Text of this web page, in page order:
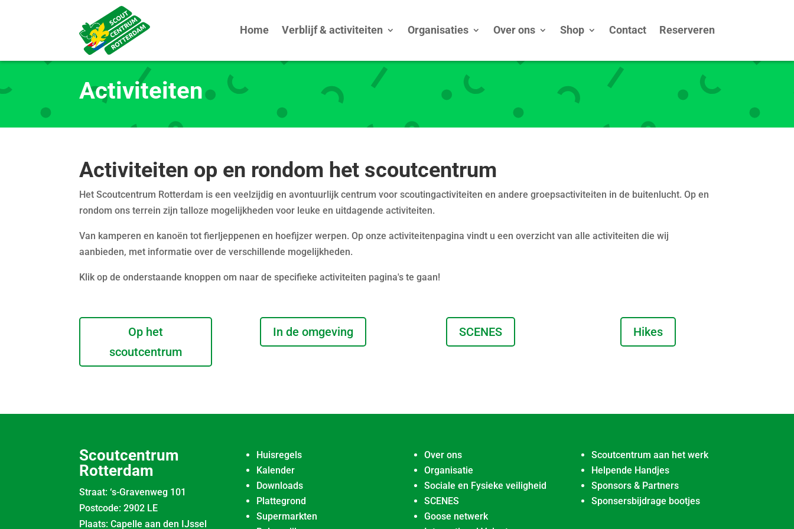
Home Verblijf & activiteiten Organisaties Over ons Shop Contact Reserveren
Activiteiten
Activiteiten op en rondom het scoutcentrum
Het Scoutcentrum Rotterdam is een veelzijdig en avontuurlijk centrum voor scoutingactiviteiten en andere groepsactiviteiten in de buitenlucht. Op en
rondom ons terrein zijn talloze mogelijkheden voor leuke en uitdagende activiteiten.
Van kamperen en kanoën tot fierljeppenen en hoefijzer werpen. Op onze activiteitenpagina vindt u een overzicht van alle activiteiten die wij
aanbieden, met informatie over de verschillende mogelijkheden.
Klik op de onderstaande knoppen om naar de specifieke activiteiten pagina's te gaan!
Op het
scoutcentrum
In de omgeving SCENES Hikes
Scoutcentrum
Rotterdam
Straat: ‘s-Gravenweg 101
Postcode: 2902 LE
Plaats: Capelle aan den IJssel
Huisregels
Kalender
Downloads
Plattegrond
Supermarkten
Over ons
Organisatie
Sociale en Fysieke veiligheid
SCENES
Goose netwerk
Scoutcentrum aan het werk
Helpende Handjes
Sponsors & Partners
Sponsersbijdrage bootjes